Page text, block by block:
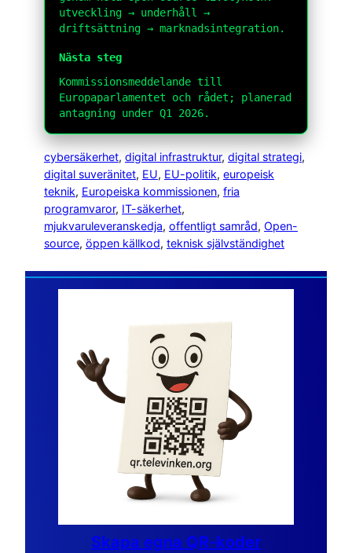
utveckling → underhåll →
driftsättning → marknadsintegration.
Nästa steg
Kommissionsmeddelande till
Europaparlamentet och rådet; planerad
antagning under Q1 2026.
cybersäkerhet, digital infrastruktur, digital strategi
digital suveränitet, EU, EU-politik, europeisk
teknik, Europeiska kommissionen, fria
programvaror, IT-säkerhet
mjukvaruleveranskedja, offentligt samråd, Open-
source, öppen källkod, teknisk självständighet
Skapa egna QR-koder